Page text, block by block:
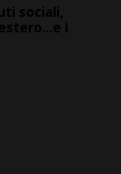
sociali,
i